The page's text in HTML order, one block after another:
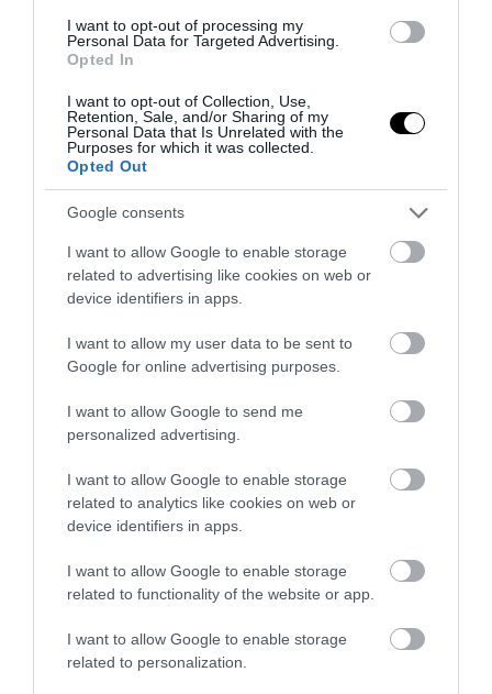
I want to opt-out of processing my
Personal Data for Targeted Advertising.
Opted In
I want to opt-out of Collection, Use,
Retention, Sale, and/or Sharing of my
Personal Data that Is Unrelated with the
Purposes for which it was collected.
Opted Out
Google consents
I want to allow Google to enable storage
related to advertising like cookies on web or
device identifiers in apps.
I want to allow my user data to be sent to
Google for online advertising purposes.
I want to allow Google to send me
personalized advertising.
I want to allow Google to enable storage
related to analytics like cookies on web or
device identifiers in apps.
I want to allow Google to enable storage
related to functionality of the website or app.
I want to allow Google to enable storage
related to personalization.
12.03.2025 | 15:59
PRONEWS.GR /CELEBRITIES
Τριαντάφυλλος: «Ο Νίνο και η
Josephine δεν ήταν ποτέ ζευγάρι»